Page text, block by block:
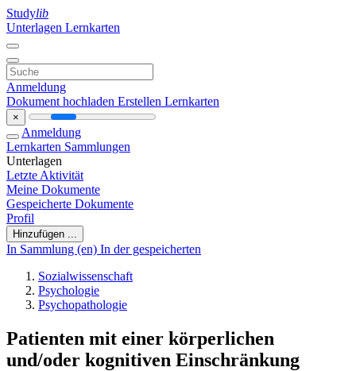
Studylib
Unterlagen Lernkarten
Anmeldung
Dokument hochladen Erstellen Lernkarten
×
Anmeldung
Lernkarten Sammlungen
Unterlagen
Letzte Aktivität
Meine Dokumente
Gespeicherte Dokumente
Profil
Hinzufügen ...
In Sammlung (en) In der gespeicherten
Sozialwissenschaft
Psychologie
Psychopathologie
Patienten mit einer körperlichen
und/oder kognitiven Einschränkung